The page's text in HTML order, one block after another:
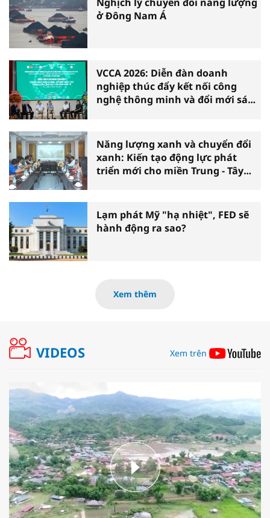
ở Đông Nam Á
VCCA 2026: Diễn đàn doanh
nghiệp thúc đẩy kết nối công
nghệ thông minh và đổi mới sáng
Năng lượng xanh và chuyển đổi
xanh: Kiến tạo động lực phát
triển mới cho miền Trung - Tây
Lạm phát Mỹ "hạ nhiệt", FED sẽ
hành động ra sao?
Xem thêm
VIDEOS Xem trên